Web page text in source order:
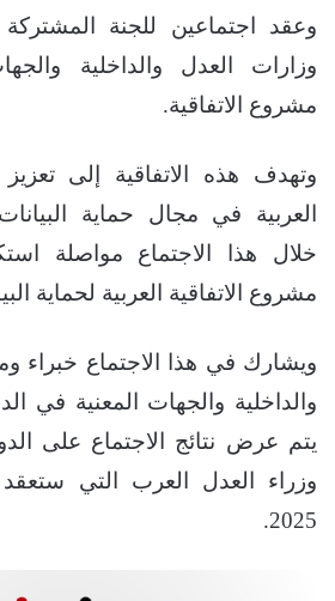
وعقد اجتماعين للجنة
وزارات العدل والداخلية
مشروع الاتفاقية.
وتهدف هذه الاتفاقية إلى
العربية في مجال حماية
خلال هذا الاجتماع مواصلة
مشروع الاتفاقية العربية لحماية
ويشارك في هذا الاجتماع خبراء
والداخلية والجهات المعنية في
يتم عرض نتائج الاجتماع على
وزراء العدل العرب التي
2025.